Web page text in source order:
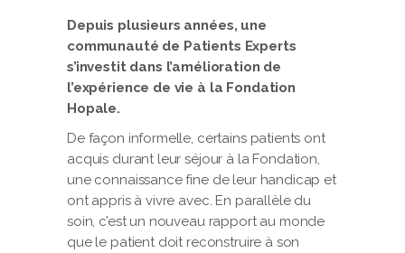
Depuis plusieurs années, une
communauté de Patients Experts
s’investit dans l’amélioration de
l’expérience de vie à la Fondation
Hopale.
De façon informelle, certains patients ont
acquis durant leur séjour à la Fondation,
une connaissance fine de leur handicap et
ont appris à vivre avec. En parallèle du
soin, c’est un nouveau rapport au monde
que le patient doit reconstruire à son